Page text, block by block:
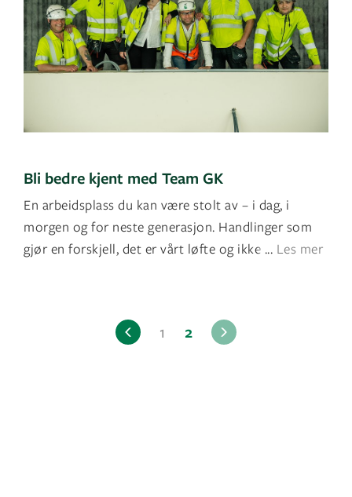
Bli bedre kjent med Team GK
En arbeidsplass du kan være stolt av – i dag, i
morgen og for neste generasjon. Handlinger som
gjør en forskjell, det er vårt løfte og ikke minst vå
... Les mer
1 2